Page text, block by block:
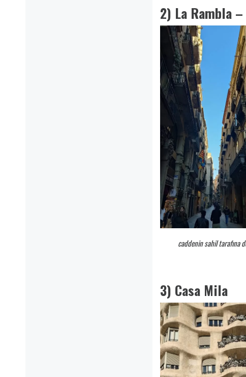
2) La Rambla
caddenin sahil tarafına
3) Casa Mila